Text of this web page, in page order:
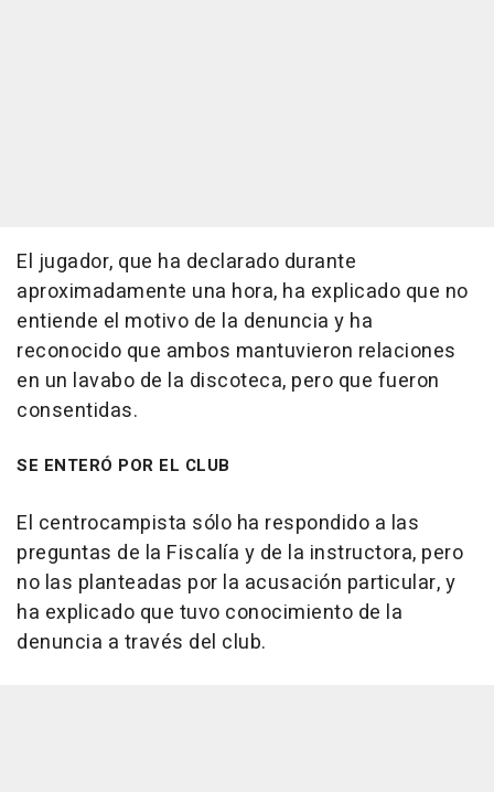
El jugador, que ha declarado durante
aproximadamente una hora, ha explicado que no
entiende el motivo de la denuncia y ha
reconocido que ambos mantuvieron relaciones
en un lavabo de la discoteca, pero que fueron
consentidas.
SE ENTERÓ POR EL CLUB
El centrocampista sólo ha respondido a las
preguntas de la Fiscalía y de la instructora, pero
no las planteadas por la acusación particular, y
ha explicado que tuvo conocimiento de la
denuncia a través del club.